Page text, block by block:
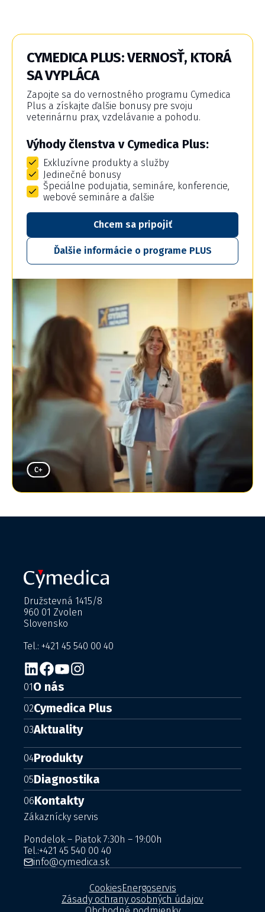
CYMEDICA PLUS: VERNOSŤ, KTORÁ
SA VYPLÁCA
Zapojte sa do vernostného programu Cymedica
Plus a získajte ďalšie bonusy pre svoju
veterinárnu prax, vzdelávanie a pohodu.
Výhody členstva v Cymedica Plus:
Exkluzívne produkty a služby
Jedinečné bonusy
Špeciálne podujatia, semináre, konferencie,
webové semináre a ďalšie
Chcem sa pripojiť
Ďalšie informácie o programe PLUS
Družstevná 1415/8
960 01 Zvolen
Slovensko
Tel.: +421 45 540 00 40
01O nás
02Cymedica Plus
03Aktuality
04Produkty
05Diagnostika
06Kontakty
Zákaznícky servis
Pondelok – Piatok 7:30h – 19:00h
Tel.:+421 45 540 00 40
info@cymedica.sk
CookiesEnergoservis
Zásady ochrany osobných údajov